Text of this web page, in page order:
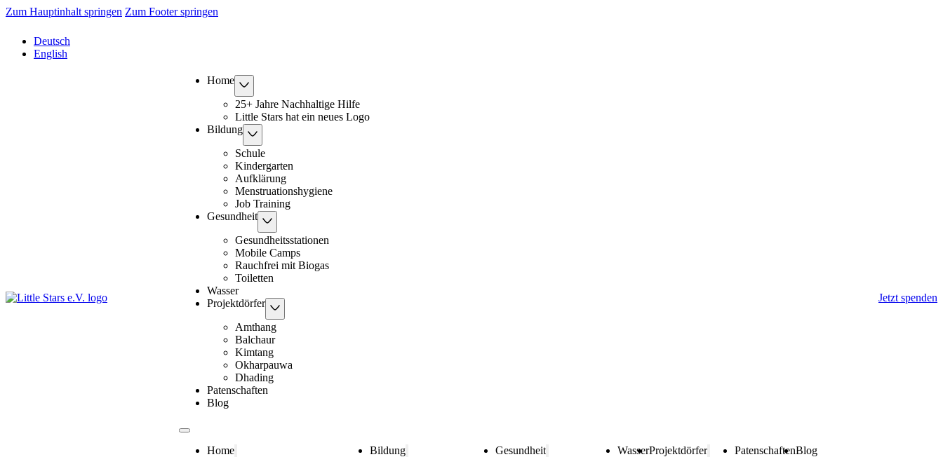
Zum Hauptinhalt springen Zum Footer springen
Deutsch
English
Home
25+ Jahre Nachhaltige Hilfe
Little Stars hat ein neues Logo
Bildung
Schule
Kindergarten
Aufklärung
Menstruationshygiene
Job Training
Gesundheit
Gesundheitsstationen
Mobile Camps
Rauchfrei mit Biogas
Toiletten
Wasser
Projektdörfer
Amthang
Balchaur
Kimtang
Okharpauwa
Dhading
Patenschaften
Blog
Home
Bildung
Gesundheit
WasserProjektdörfer
PatenschaftenBlog
Jetzt spenden